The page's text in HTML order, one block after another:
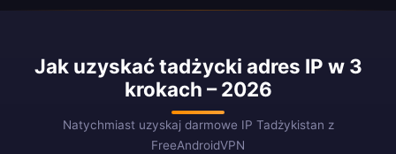
Jak uzyskać tadżycki adres IP w 3
krokach – 2026
Natychmiast uzyskaj darmowe IP Tadżykistan z
FreeAndroidVPN